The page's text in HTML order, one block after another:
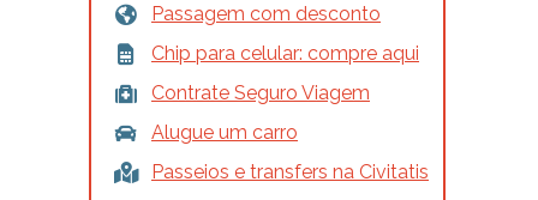
Passagem com desconto
Chip para celular: compre aqui
Contrate Seguro Viagem
Alugue um carro
Passeios e transfers na Civitatis